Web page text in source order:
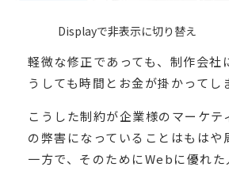
Displayで非表示に切り替え
軽微な修正であっても、制作会社
うしても時間とお金が掛かってし
こうした制約が企業様のマーケテ
の弊害になっていることはもはや
一方で、そのためにWebに優れた